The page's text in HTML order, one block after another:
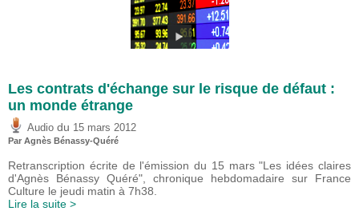
Les contrats d'échange sur le risque de défaut :
un monde étrange
Audio du 15 mars 2012
Par Agnès Bénassy-Quéré
Retranscription écrite de l'émission du 15 mars "Les idées claires
d'Agnès Bénassy Quéré", chronique hebdomadaire sur France
Culture le jeudi matin à 7h38.
Lire la suite >